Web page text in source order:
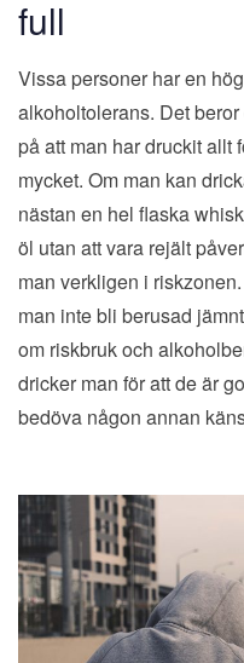
full
Vissa personer har en
alkoholtolerans. Det beror
på att man har druckit allt
mycket. Om man kan
nästan en hel flaska
öl utan att vara rejält
man verkligen i
man inte bli berusad
om riskbruk och
dricker man för att de är
bedöva någon annan